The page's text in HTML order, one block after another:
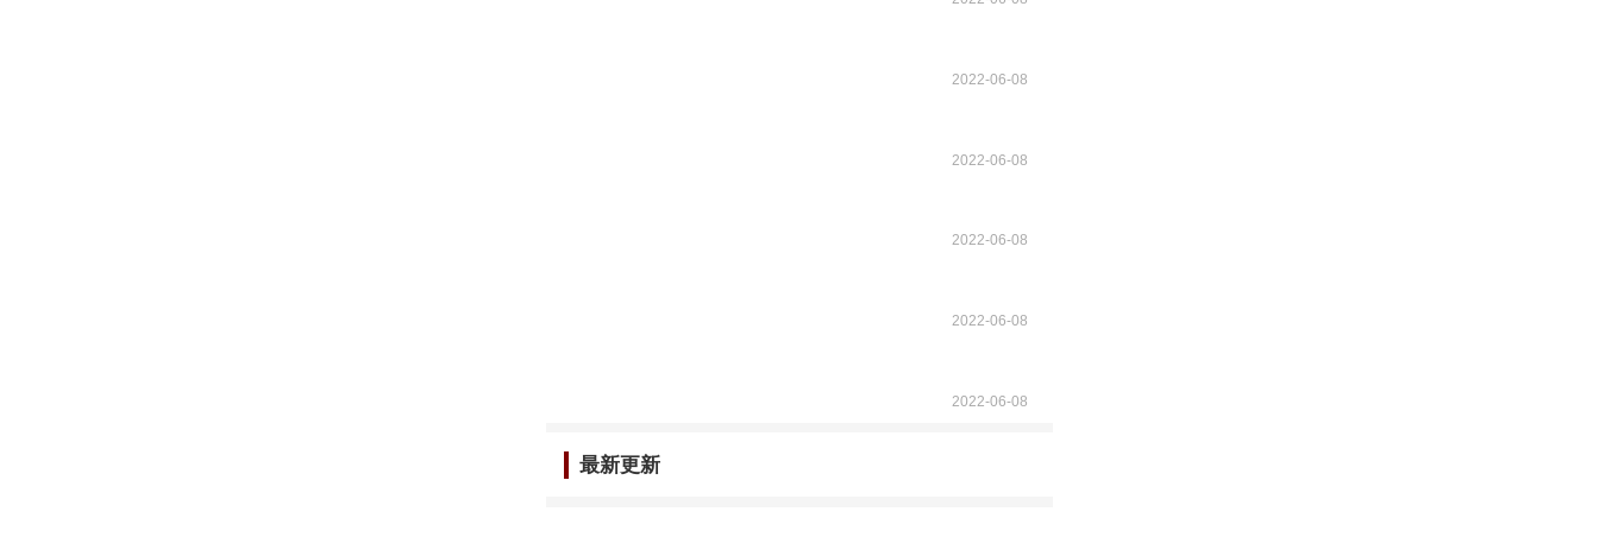
2022-06-08
2022-06-08
2022-06-08
2022-06-08
2022-06-08
最新更新